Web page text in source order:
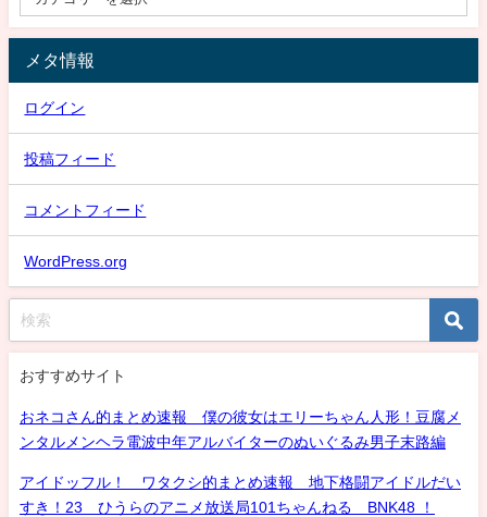
メタ情報
ログイン
投稿フィード
コメントフィード
WordPress.org
おすすめサイト
おネコさん的まとめ速報 僕の彼女はエリーちゃん人形！豆腐メ
ンタルメンヘラ電波中年アルバイターのぬいぐるみ男子末路編
アイドッフル！ ワタクシ的まとめ速報 地下格闘アイドルだい
すき！23 ひうらのアニメ放送局101ちゃんねる BNK48 ！